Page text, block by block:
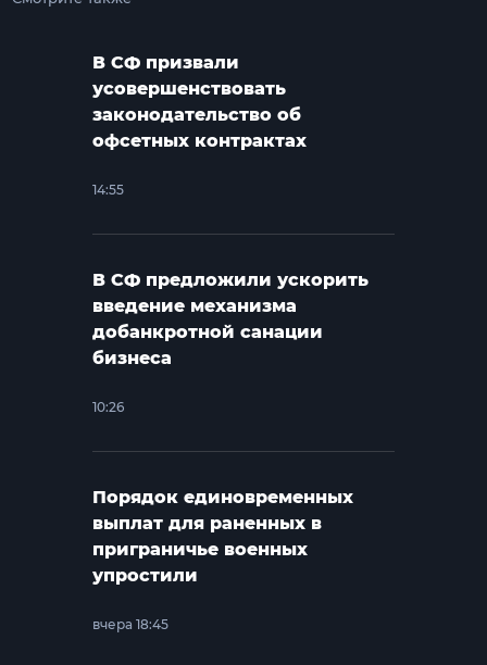
В СФ призвали
усовершенствовать
законодательство об
офсетных контрактах
14:55
В СФ предложили ускорить
введение механизма
добанкротной санации
бизнеса
10:26
Порядок единовременных
выплат для раненных в
приграничье военных
упростили
вчера 18:45